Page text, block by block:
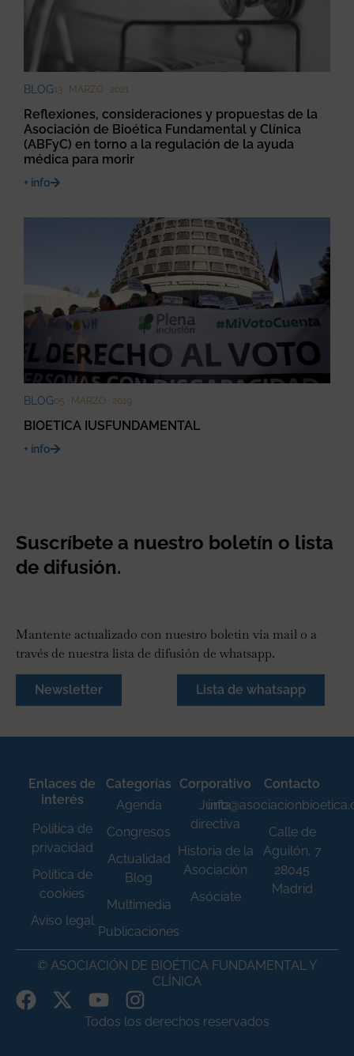
BLOG13 · MARZO · 2021
Reflexiones, consideraciones y propuestas de la
Asociación de Bioética Fundamental y Clínica
(ABFyC) en torno a la regulación de la ayuda
médica para morir
+ info
BLOG05 · MARZO · 2019
BIOETICA IUSFUNDAMENTAL
+ info
Suscríbete a nuestro boletín o lista
de difusión.
Mantente actualizado con nuestro boletín vía mail o a
través de nuestra lista de difusión de whatsapp.
Newsletter Lista de whatsapp
Enlaces de
interés
Política de
privacidad
Política de
cookies
Aviso legal
Categorías
Agenda
Congresos
Actualidad
Blog
Multimedia
Publicaciones
Corporativo
Junta
directiva
Historia de la
Asociación
Asóciate
Contacto
Calle de
Aguilón, 7
28045
Madrid
© ASOCIACIÓN DE BIOÉTICA FUNDAMENTAL Y
CLÍNICA
Todos los derechos reservados